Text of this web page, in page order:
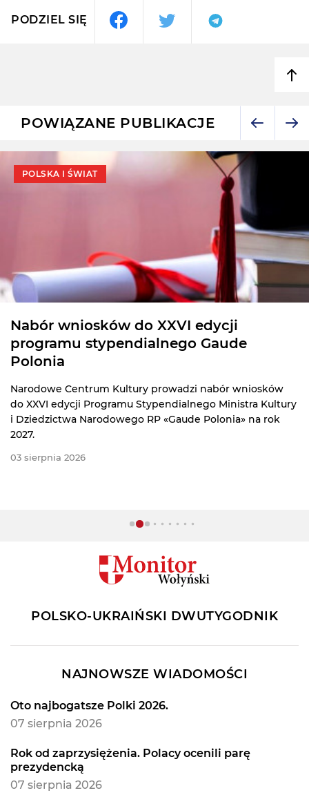
PODZIEL SIĘ
POWIĄZANE PUBLIKACJE
POLSKA I ŚWIAT
Nabór wniosków do XXVI edycji
programu stypendialnego Gaude
Polonia
Narodowe Centrum Kultury prowadzi nabór wniosków
do XXVI edycji Programu Stypendialnego Ministra Kultury
i Dziedzictwa Narodowego RP «Gaude Polonia» na rok
2027.
03 sierpnia 2026
POLSKO-UKRAIŃSKI DWUTYGODNIK
NAJNOWSZE WIADOMOŚCI
Oto najbogatsze Polki 2026.
07 sierpnia 2026
Rok od zaprzysiężenia. Polacy ocenili parę
prezydencką
07 sierpnia 2026